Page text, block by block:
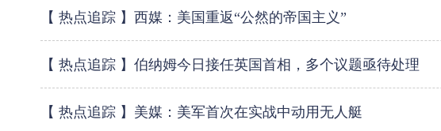
【 热点追踪 】西媒：美国重返“公然的帝国主义”
【 热点追踪 】伯纳姆今日接任英国首相，多个议题亟待处理
【 热点追踪 】美媒：美军首次在实战中动用无人艇